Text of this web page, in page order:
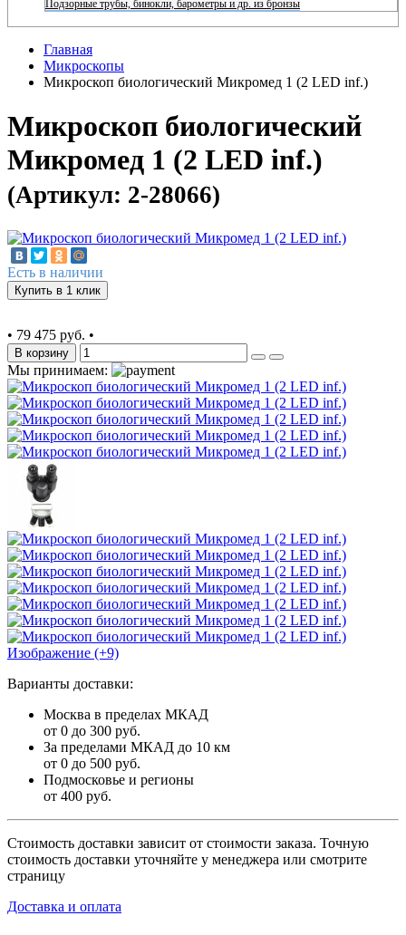
Подзорные трубы, бинокли, барометры и др. из бронзы
Главная
Микроскопы
Микроскоп биологический Микромед 1 (2 LED inf.)
Микроскоп биологический
Микромед 1 (2 LED inf.)
(Артикул: 2-28066)
Есть в наличии
Купить в 1 клик
• 79 475 руб. •
В корзину
Мы принимаем:
Изображение (+9)
Варианты доставки:
Москва в пределах МКАД
от 0 до 300 руб.
За пределами МКАД до 10 км
от 0 до 500 руб.
Подмосковье и регионы
от 400 руб.
Стоимость доставки зависит от стоимости заказа. Точную
стоимость доставки уточняйте у менеджера или смотрите
страницу
Доставка и оплата